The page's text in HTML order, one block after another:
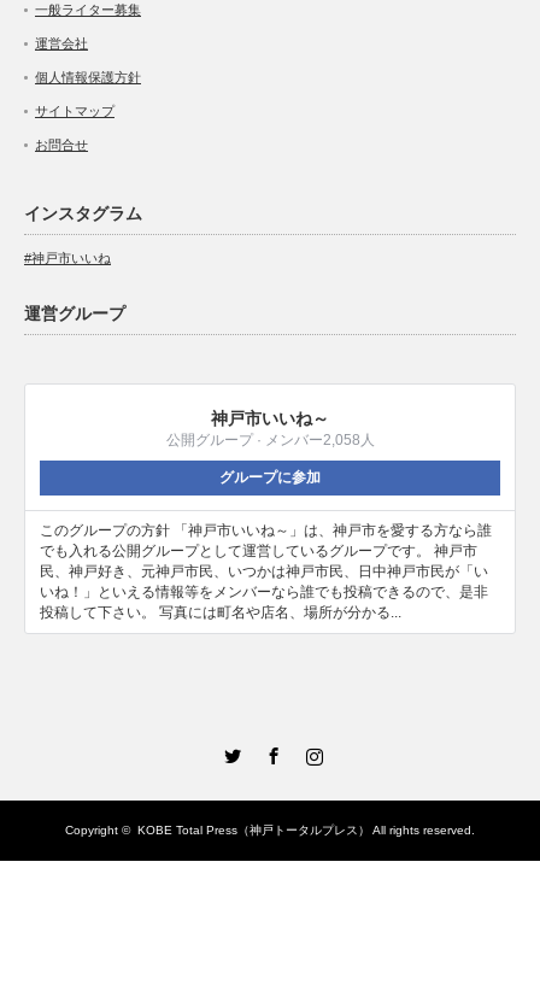
一般ライター募集
運営会社
個人情報保護方針
サイトマップ
お問合せ
インスタグラム
#神戸市いいね
運営グループ
神戸市いいね～
公開グループ · メンバー2,058人
グループに参加
このグループの方針 「神戸市いいね～」は、神戸市を愛する方なら誰
でも入れる公開グループとして運営しているグループです。 神戸市
民、神戸好き、元神戸市民、いつかは神戸市民、日中神戸市民が「い
いね！」といえる情報等をメンバーなら誰でも投稿できるので、是非
投稿して下さい。 写真には町名や店名、場所が分かる...
Copyright © KOBE Total Press（神戸トータルプレス） All rights reserved.